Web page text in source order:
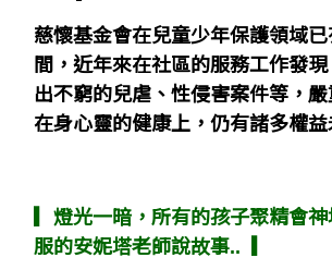
慈懷基金會在兒童少年保護領域
間，近年來在社區的服務工作發
出不窮的兒虐、性侵害案件等，
在身心靈的健康上，仍有諸多權益
▎燈光一暗，所有的孩子聚精會
服的安妮塔老師說故事.. ▎